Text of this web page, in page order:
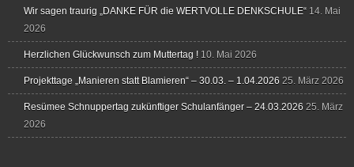
Wir sagen traurig „DANKE FÜR die WERTVOLLE DENKSCHULE“ 14. Mai
2026
Herzlichen Glückwunsch zum Muttertag ! 10. Mai 2026
Projekttage „Manieren statt Blamieren“ – 30.03. – 1.04.2026 25. März 2026
Resümee Schnuppertag zukünftiger Schulanfänger – 24.03.2026 25. März
2026